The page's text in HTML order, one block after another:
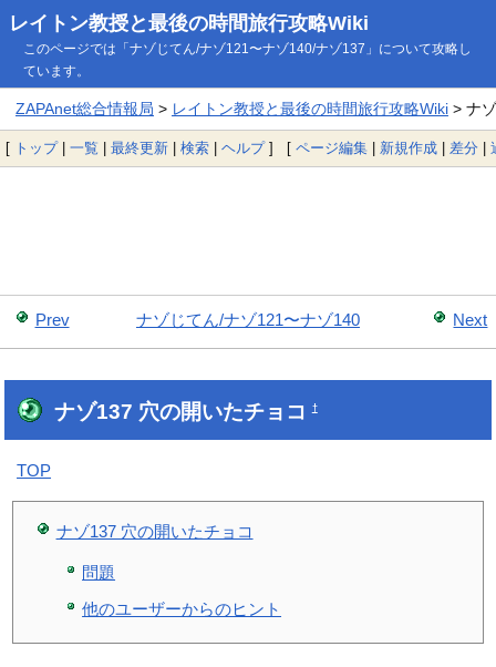
レイトン教授と最後の時間旅行攻略Wiki
このページでは「ナゾじてん/ナゾ121〜ナゾ140/ナゾ137」について攻略し
ています。
ZAPAnet総合情報局 > レイトン教授と最後の時間旅行攻略Wiki> ナ
[ トップ| 一覧 | 最終更新 | 検索 | ヘルプ] [ ページ編集 | 新規作成 | 差分 |
Prev Next
ナゾじてん/ナゾ121〜ナゾ140
ナゾ137 穴の開いたチョコ†
TOP
ナゾ137 穴の開いたチョコ
問題
他のユーザーからのヒント